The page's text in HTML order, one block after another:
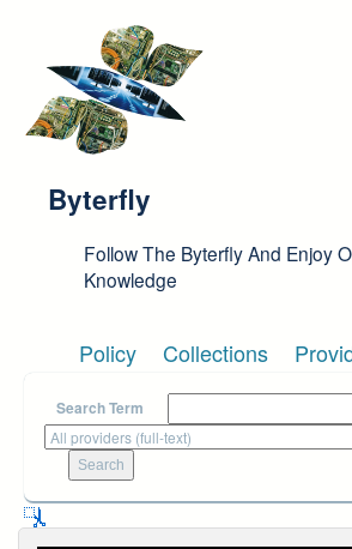
Byterfly
Follow The Byterfly And Enjoy
Knowledge
Policy Collections
Search Term